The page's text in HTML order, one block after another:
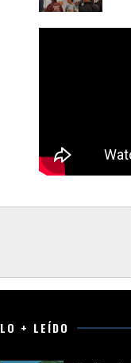
LO + LEÍDO